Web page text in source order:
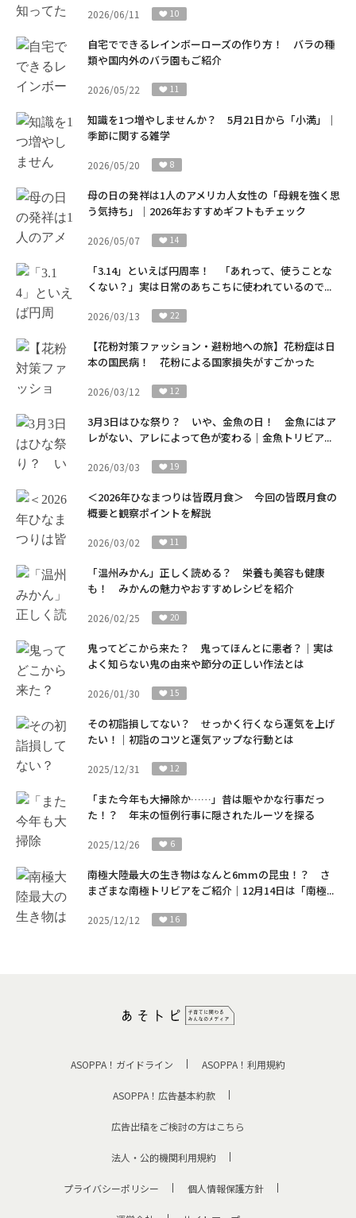
2026/06/11 10
自宅でできるレインボーローズの作り方！ バラの種
類や国内外のバラ園もご紹介
2026/05/22 11
知識を1つ増やしませんか？ 5月21日から「小満」｜
季節に関する雑学
2026/05/20 8
母の日の発祥は1人のアメリカ人女性の「母親を強く思
う気持ち」｜2026年おすすめギフトもチェック
2026/05/07 14
「3.14」といえば円周率！ 「あれって、使うことな
くない？」実は日常のあちこちに使われているので...
2026/03/13 22
【花粉対策ファッション・避粉地への旅】花粉症は日
本の国民病！ 花粉による国家損失がすごかった
2026/03/12 12
3月3日はひな祭り？ いや、金魚の日！ 金魚にはア
レがない、アレによって色が変わる｜金魚トリビア...
2026/03/03 19
＜2026年ひなまつりは皆既月食＞ 今回の皆既月食の
概要と観察ポイントを解説
2026/03/02 11
「温州みかん」正しく読める？ 栄養も美容も健康
も！ みかんの魅力やおすすめレシピを紹介
2026/02/25 20
鬼ってどこから来た？ 鬼ってほんとに悪者？｜実は
よく知らない鬼の由来や節分の正しい作法とは
2026/01/30 15
その初詣損してない？ せっかく行くなら運気を上げ
たい！｜初詣のコツと運気アップな行動とは
2025/12/31 12
「また今年も大掃除か……」昔は賑やかな行事だっ
た！？ 年末の恒例行事に隠されたルーツを探る
2025/12/26 6
南極大陸最大の生き物はなんと6mmの昆虫！？ さ
まざまな南極トリビアをご紹介｜12月14日は「南極...
2025/12/12 16
ASOPPA！ガイドライン ASOPPA！利用規約
ASOPPA！広告基本約款
広告出稿をご検討の方はこちら
法人・公的機関利用規約
プライバシーポリシー 個人情報保護方針